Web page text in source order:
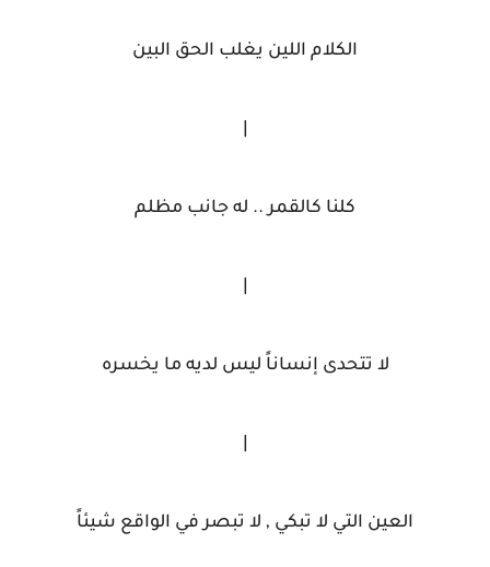
الكلام اللين يغلب الحق البين
كلنا كالقمر .. له جانب مظلم
لا تتحدى إنساناً ليس لديه ما يخسره
العين التي لا تبكي , لا تبصر في الواقع شيئاً